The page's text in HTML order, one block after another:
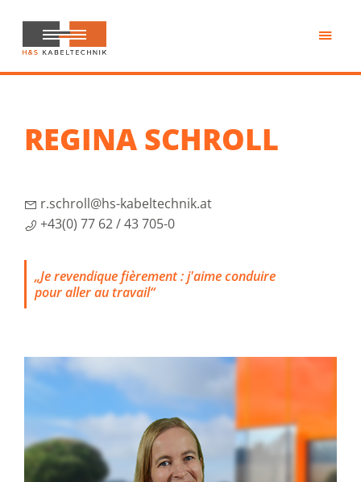
contenu
principal
H&S
Kabeltechnik
REGINA SCHROLL
r.schroll@hs-kabeltechnik.at
+43(0) 77 62 / 43 705-0
„Je revendique fièrement : j'aime conduire
pour aller au travail“